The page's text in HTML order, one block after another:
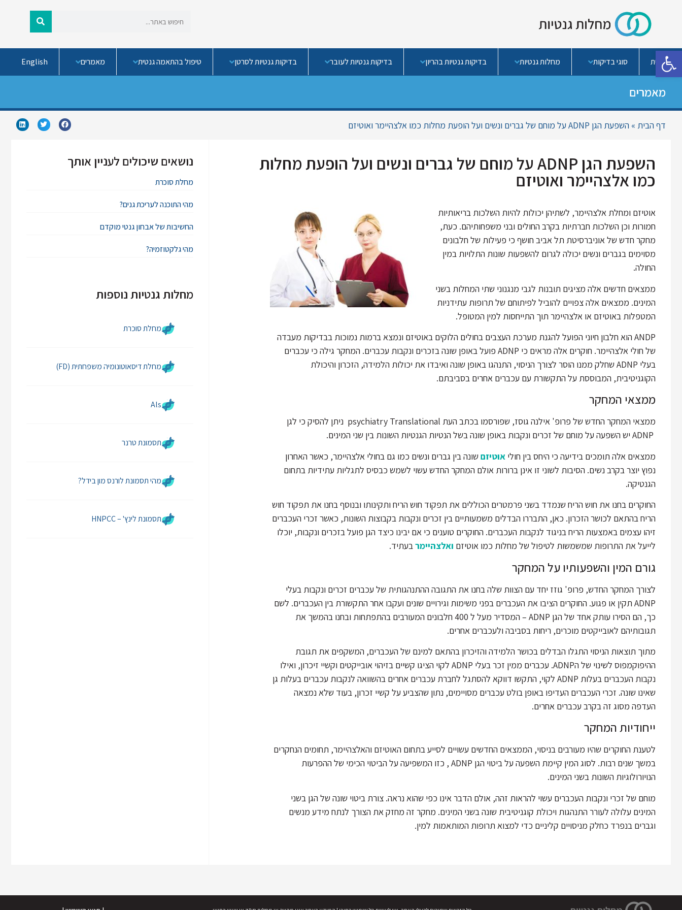
פתח סרגל נגישות
בית סוגי בדיקות מחלות גנטיות בדיקות גנטיות בהריון בדיקות גנטיות לעובר בדיקות גנטיות לסרטן טיפול בהתאמה גנטית מאמרים English
מאמרים
דף הבית » השפעת הגן ADNP על מוחם של גברים ונשים ועל הופעת מחלות כמו אלצהיימר ואוטיזם
השפעת הגן ADNP על מוחם של גברים ונשים ועל הופעת מחלות
כמו אלצהיימר ואוטיזם
אוטיזם ומחלת אלצהיימר, לשתיהן יכולות להיות השלכות בריאותיות
חמורות וכן השלכות חברתיות בקרב החולים ובני משפחותיהם. כעת,
מחקר חדש של אוניברסיטת תל אביב חושף כי פעילות של חלבונים
מסוימים בגברים ונשים יכולה לגרום להשפעות שונות התלויות במין
החולה.
ממצאים חדשים אלה מציגים תובנות לגבי מנגנוני שתי המחלות בשני
המינים. ממצאים אלה צפויים להוביל לפיתוחם של תרופות עתידניות
המטפלות באוטיזם או אלצהיימר תוך התייחסות למין המטופל.
ANDP הוא חלבון חיוני הפועל להגנת מערכת העצבים בחולים הלוקים באוטיזם ונמצא ברמות נמוכות בבדיקות מעבדה
של חולי אלצהיימר. חוקרים אלה מראים כי ADNP פועל באופן שונה בזכרים ונקבות עכברים. המחקר גילה כי עכברים
בעלי ADNP שחלק ממנו הוסר לצורך הניסוי, התנהגו באופן שונה ואיבדו את יכולות הלמידה, הזכרון והיכולת
הקוגניטיבית, המבוססת על התקשורת עם עכברים אחרים בסביבתם.
ממצאי המחקר
ממצאי המחקר החדש של פרופ' אילנה גוסז, שפורסמו בכתב העת psychiatry Translational ניתן להסיק כי לגן
ממצאים אלה תומכים בידיעה כי היחס בין חולי אוטיזם שונה בין גברים ונשים כמו גם בחולי אלצהיימר, כאשר האחרון
נפוץ יוצר בקרב נשים. הסיבות לשוני זו אינן ברורות אולם המחקר החדש עשוי לשמש כבסיס לתגליות עתידיות בתחום
הגנטיקה.
החוקרים בחנו את חוש הריח שנמדד בשני פרמטרים הכוללים את תפקוד חוש הריח ותקינותו ובנוסף בחנו את תפקוד חוש
הריח בהתאם לכושר הזכרון. כאן, התבררו הבדלים משמעותיים בין זכרים ונקבות בקבוצות השונות, כאשר זכרי העכברים
זיהו עצמים באמצעות הריח בניגוד לנקבות העכברים. החוקרים טוענים כי אם יבינו כיצד הגן פועל בזכרים ונקבות, יוכלו
לייעל את התרופות שמשמשות לטיפול של מחלות כמו אוטיזם ואלצהיימרבעתיד.
גורם המין והשפעותיו על המחקר
לצורך המחקר החדש, פרופ' גוזז יחד עם הצוות שלה בחנו את התגובה ההתנהגותית של עכברים זכרים ונקבות בעלי
ADNP תקין או פגוע. החוקרים הציבו את העכברים בפני משימות וגירויים שונים ועקבו אחר התקשורת בין העכברים. לשם
כך, הם הסירו עותק אחד של הגן ADNP – המסדיר מעל ל 400 חלבונים המעורבים בהתפתחות ובחנו בהמשך את
תגובותיהם לאובייקטים מוכרים, ריחות בסביבה ולעכברים אחרים.
מתוך תוצאות הניסוי התגלו הבדלים בכושר הלמידה והזיכרון בהתאם למינם של העכברים, המשקפים את תגובת
ההיפוקמפוס לשינוי של הADNP. עכברים ממין זכר בעלי ADNP לקוי הציגו קשיים בזיהוי אובייקטים וקשיי זיכרון, ואילו
נקבות העכברים בעלות ADNP לקוי, התקשו דווקא להסתגל לחברת עכברים אחרים בהשוואה לנקבות עכברים בעלות גן
שאינו שונה. זכרי העכברים העדיפו באופן בולט עכברים מסויימים, נתון שהצביע על קשיי זכרון, בעוד שלא נמצאה
העדפה מסוג זה בקרב עכברים אחרים.
ייחודיות המחקר
לטענת החוקרים שהיו מעורבים בניסוי, הממצאים החדשים עשויים לסייע בתחום האוטיזם והאלצהיימר, תחומים הנחקרים
במשך שנים רבות. לסוג המין קיימת השפעה על ביטוי הגן ADNP , כזו המשפיעה על הביטוי הכימי של ההפרעות
הנויורולוגיות השונות בשני המינים.
מוחם של זכרי ונקבות העכברים עשוי להראות זהה, אולם הדבר אינו כפי שהוא נראה. צורת ביטוי שונה של הגן בשני
המינים עלולה לעורר התנהגות ויכולת קוגניטיבית שונה בשני המינים. מחקר זה מחזק את הצורך לנתח מידע מנשים
וגברים בנפרד כחלק מניסויים קליניים כדי למצוא תרופות המותאמות למין.
נושאים שיכולים לעניין אותך
מחלת סוכרת
מהי התוכנה לעריכת גנים?
החשיבות של אבחון גנטי מוקדם
מהי גלקטוזמיה?
מחלות גנטיות נוספות
מחלת סוכרת
מחלת דיסאוטונומיה משפחתית (FD)
Als
תסמונת טרנר
מהי תסמונת לורנס מון בידל?
תסמונת לינץ' – HNPCC